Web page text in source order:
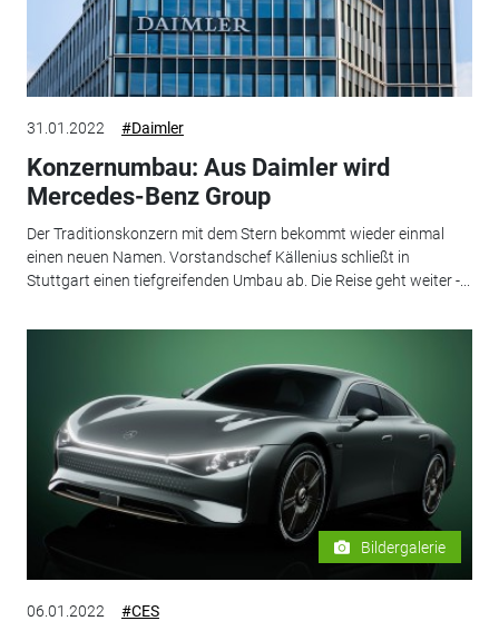
31.01.2022 #Daimler
Konzernumbau: Aus Daimler wird
Mercedes-Benz Group
Der Traditionskonzern mit dem Stern bekommt wieder einmal
einen neuen Namen. Vorstandschef Källenius schließt in
Stuttgart einen tiefgreifenden Umbau ab. Die Reise geht weiter -...
Bildergalerie
06.01.2022 #CES